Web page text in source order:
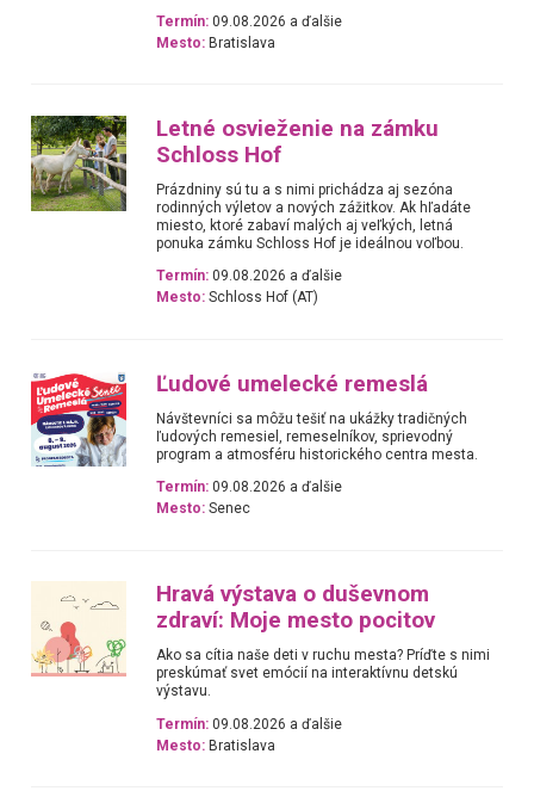
Termín: 09.08.2026 a ďalšie
Mesto: Bratislava
Letné osvieženie na zámku
Schloss Hof
Prázdniny sú tu a s nimi prichádza aj sezóna
rodinných výletov a nových zážitkov. Ak hľadáte
miesto, ktoré zabaví malých aj veľkých, letná
ponuka zámku Schloss Hof je ideálnou voľbou.
Termín: 09.08.2026 a ďalšie
Mesto: Schloss Hof (AT)
Ľudové umelecké remeslá
Návštevníci sa môžu tešiť na ukážky tradičných
ľudových remesiel, remeselníkov, sprievodný
program a atmosféru historického centra mesta.
Termín: 09.08.2026 a ďalšie
Mesto: Senec
Hravá výstava o duševnom
zdraví: Moje mesto pocitov
Ako sa cítia naše deti v ruchu mesta? Príďte s nimi
preskúmať svet emócií na interaktívnu detskú
výstavu.
Termín: 09.08.2026 a ďalšie
Mesto: Bratislava